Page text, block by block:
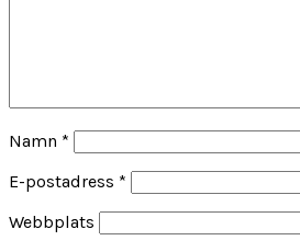
Namn *
E-postadress *
Webbplats